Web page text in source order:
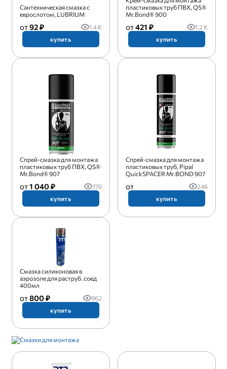
Сантехническая смазка с
еврослотом, LUBRIUM
92 ₽
1.4 K
купить
пластиковых труб ПВХ, QS®
Mr.Bond® 900
421 ₽
1.2 K
купить
Спрей-смазка для монтажа
пластиковых труб ПВХ, QS®
Mr.Bond® 907
1 040 ₽
776
купить
Спрей-смазка для монтажа
плаcтиковых труб, Pipal
QuickSPACER Mr.BOND 907
246
купить
Смазка силиконовая в
аэрозоле для раструб. соед
400мл
800 ₽
962
купить